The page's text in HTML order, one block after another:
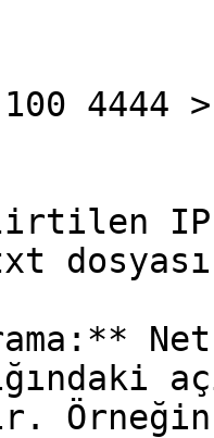
4444
IP